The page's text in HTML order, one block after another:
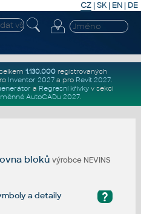
CZ | SK| EN | DE
1.130.000registrovaných
Inventor 2027a pro Revit 2027.
a Regresní křivkyv sekci
AutoCADu 2027.
blokůvýrobce NEVINS
?
a detaily